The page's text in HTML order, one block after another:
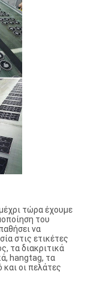
τώρα έχουμε
του
να
στις ετικέτες
τα διακριτικά
hangtag, τα
οι πελάτες